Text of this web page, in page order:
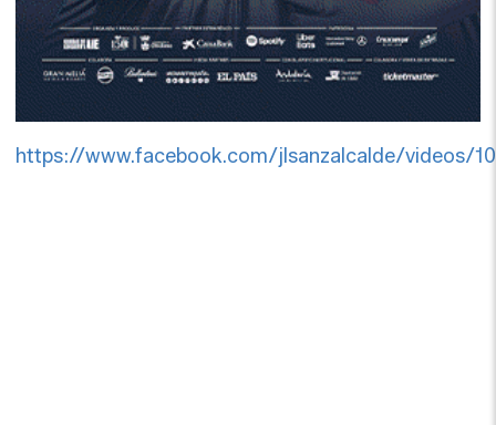
https://www.facebook.com/jlsanzalcalde/videos/